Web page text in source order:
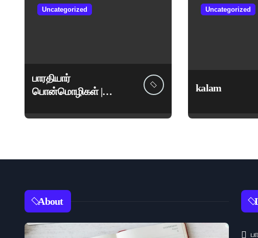
Uncategorized
பாரதியார்
பொன்மொழிகள் |
பாரதியார் சிறந்த
வாசகங்கள்
Uncategorized
kalam
About